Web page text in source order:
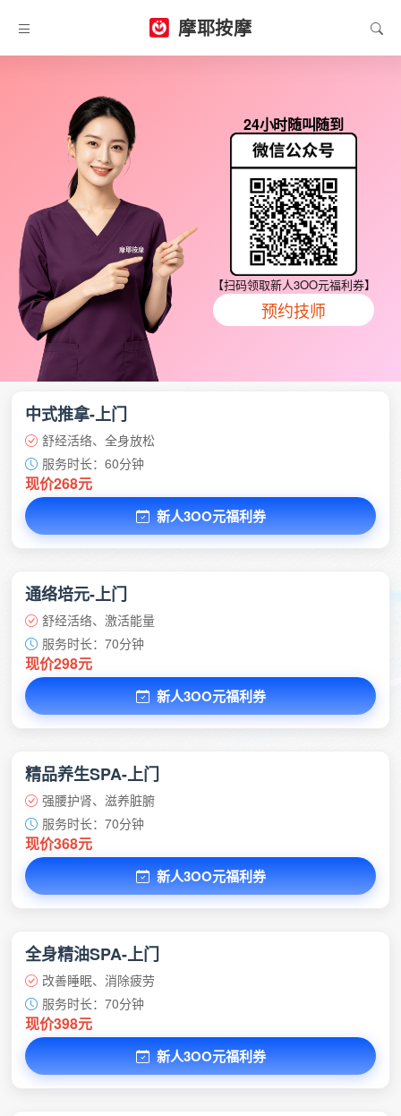
摩耶按摩
24小时随叫随到
【扫码领取新人3OO元福利券】
预约技师
中式推拿-上门
舒经活络、全身放松
服务时长：60分钟
现价268元
新人3OO元福利券
通络培元-上门
舒经活络、激活能量
服务时长：70分钟
现价298元
新人3OO元福利券
精品养生SPA-上门
强腰护肾、滋养脏腑
服务时长：70分钟
现价368元
新人3OO元福利券
全身精油SPA-上门
改善睡眠、消除疲劳
服务时长：70分钟
现价398元
新人3OO元福利券